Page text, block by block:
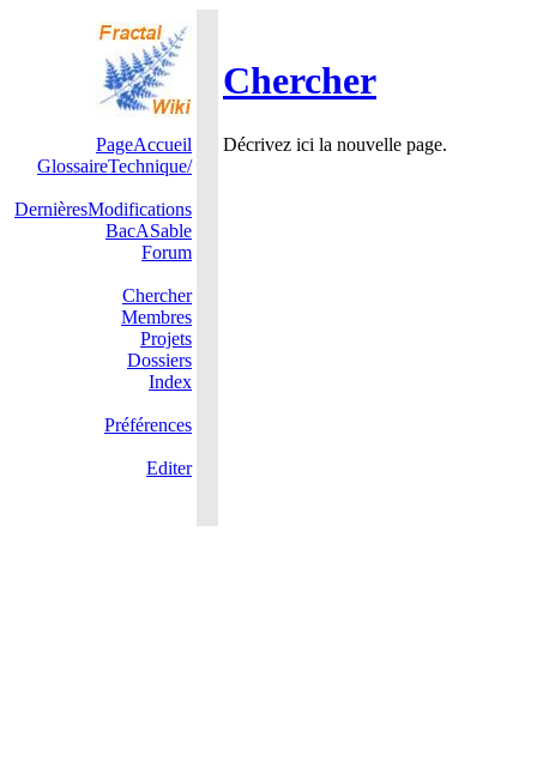
Chercher
PageAccueil
GlossaireTechnique/
DernièresModifications
BacASable
Forum
Chercher
Membres
Projets
Dossiers
Index
Préférences
Editer
Décrivez ici la nouvelle page.